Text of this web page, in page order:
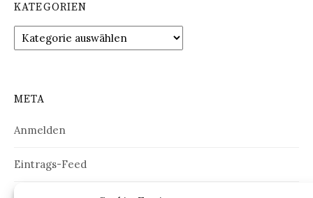
KATEGORIEN
Kategorien
META
Anmelden
Eintrags-Feed